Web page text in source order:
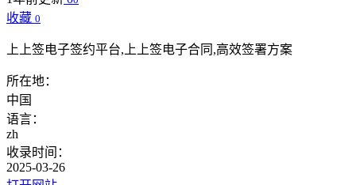
收藏 0
上上签电子签约平台,上上签电子合同,高效签署方案
所在地：
中国
语言：
zh
收录时间：
2025-03-26